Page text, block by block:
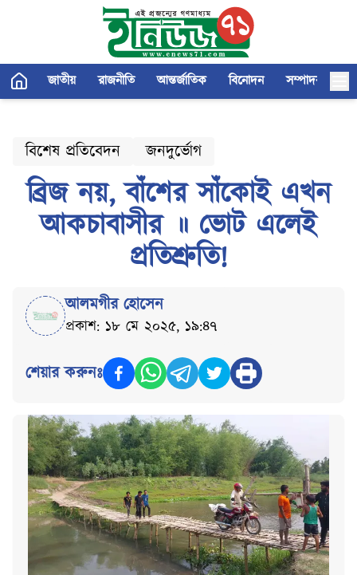
জাতীয় রাজনীতি আন্তর্জাতিক বিনোদন সম্পাদকীয়
বিশেষ প্রতিবেদন জনদুর্ভোগ
ব্রিজ নয়, বাঁশের সাঁকোই এখন
আকচাবাসীর ॥ ভোট এলেই
প্রতিশ্রুতি!
আলমগীর হোসেন
প্রকাশ: ১৮ মে ২০২৫, ১৯:৪৭
শেয়ার করুনঃ